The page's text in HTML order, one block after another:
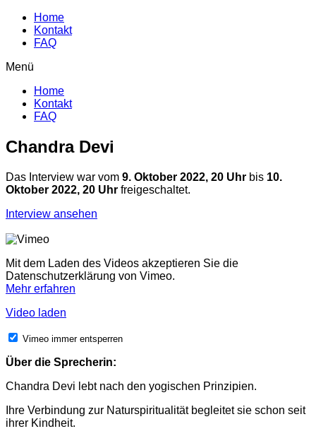
Home
Kontakt
FAQ
Menü
Home
Kontakt
FAQ
Chandra Devi
Das Interview war vom 9. Oktober 2022, 20 Uhr bis 10.
Oktober 2022, 20 Uhr freigeschaltet.
Interview ansehen
Mit dem Laden des Videos akzeptieren Sie die
Datenschutzerklärung von Vimeo.
Mehr erfahren
Video laden
Vimeo immer entsperren
Über die Sprecherin:
Chandra Devi lebt nach den yogischen Prinzipien.
Ihre Verbindung zur Naturspiritualität begleitet sie schon seit
ihrer Kindheit.